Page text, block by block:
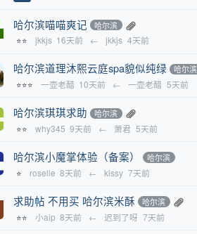
哈尔滨喵喵爽记 哈尔滨
⭐⭐ jkkjs 16天前 ← jkkjs 4天前
哈尔滨道理沐熙云庭spa貌似纯绿 哈尔滨
⭐⭐⭐ 一壶老醋 10天前 ← 一壶老醋 5天前
哈尔滨琪琪求助 哈尔滨
⭐⭐ why345 9天前 ← 萧君 5天前
哈尔滨小魔掌体验（备案） 哈尔滨
⭐ roselle 8天前 ← kissy 7天前
求助帖 不用买 哈尔滨米酥 哈尔滨
⭐⭐ 小aip 8天前 ← 迟到了呀 7天前